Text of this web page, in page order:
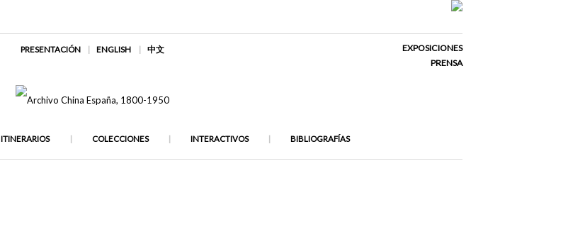
PRESENTACIÓN ENGLISH 中文
EXPOSICIONES
PRENSA
ITINERARIOS COLECCIONES INTERACTIVOS BIBLIOGRAFÍAS